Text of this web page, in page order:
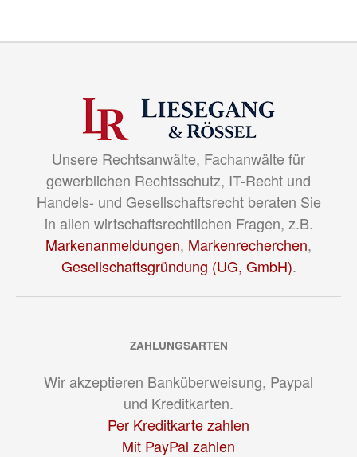
Unsere Rechtsanwälte, Fachanwälte für
gewerblichen Rechtsschutz, IT-Recht und
Handels- und Gesellschaftsrecht beraten Sie
in allen wirtschaftsrechtlichen Fragen, z.B.
Markenanmeldungen, Markenrecherchen,
Gesellschaftsgründung (UG, GmbH).
ZAHLUNGSARTEN
Wir akzeptieren Banküberweisung, Paypal
und Kreditkarten.
Per Kreditkarte zahlen
Mit PayPal zahlen